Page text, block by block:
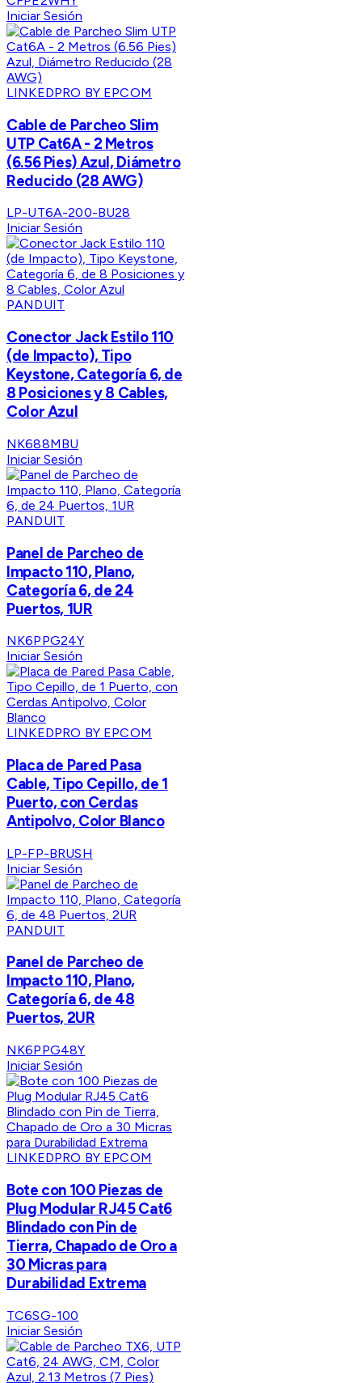
Iniciar Sesión
LINKEDPRO BY EPCOM
Cable de Parcheo Slim
UTP Cat6A - 2 Metros
(6.56 Pies) Azul, Diámetro
Reducido (28 AWG)
LP-UT6A-200-BU28
Iniciar Sesión
PANDUIT
Conector Jack Estilo 110
(de Impacto), Tipo
Keystone, Categoría 6, de
8 Posiciones y 8 Cables,
Color Azul
NK688MBU
Iniciar Sesión
PANDUIT
Panel de Parcheo de
Impacto 110, Plano,
Categoría 6, de 24
Puertos, 1UR
NK6PPG24Y
Iniciar Sesión
LINKEDPRO BY EPCOM
Placa de Pared Pasa
Cable, Tipo Cepillo, de 1
Puerto, con Cerdas
Antipolvo, Color Blanco
LP-FP-BRUSH
Iniciar Sesión
PANDUIT
Panel de Parcheo de
Impacto 110, Plano,
Categoría 6, de 48
Puertos, 2UR
NK6PPG48Y
Iniciar Sesión
LINKEDPRO BY EPCOM
Bote con 100 Piezas de
Plug Modular RJ45 Cat6
Blindado con Pin de
Tierra, Chapado de Oro a
30 Micras para
Durabilidad Extrema
TC6SG-100
Iniciar Sesión